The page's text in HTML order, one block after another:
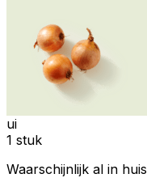
ui
1 stuk
Waarschijnlijk al in huis